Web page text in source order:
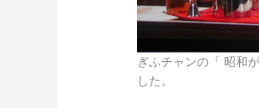
ぎふチャンの「 昭和
した。